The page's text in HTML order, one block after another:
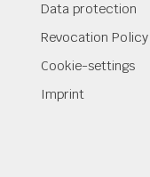
Data protection
Revocation Policy
Cookie-settings
Imprint